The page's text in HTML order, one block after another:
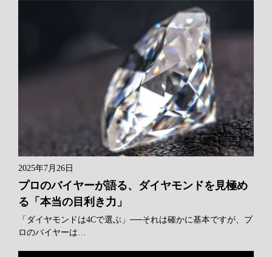
2025年7月26日
プロのバイヤーが語る、ダイヤモンドを見極め
る「本当の目利き力」
「ダイヤモンドは4Cで選ぶ」──それは確かに基本ですが、プ
ロのバイヤーは…